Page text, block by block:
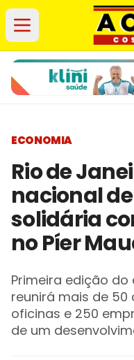
ECONOMIA
Rio de
nacional
solidária
no Píer
Primeira edição do
reunirá mais de 50
oficinas e 250
de um